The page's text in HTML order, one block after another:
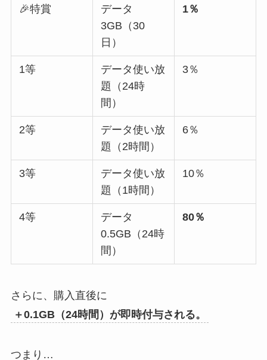
🎉特賞
データ
3GB（30
日）
1％
1等
データ使い放
題（24時
間）
3％
2等
データ使い放
題（2時間）
6％
3等
データ使い放
題（1時間）
10％
4等
データ
0.5GB（24時
間）
80％
さらに、購入直後に
＋0.1GB（24時間）が即時付与される。
つまり…